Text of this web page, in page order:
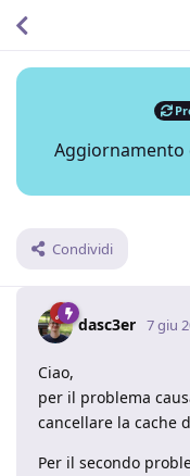
Aggiornamento
Condividi
dasc3er 7 giu
Ciao,
per il problema
cancellare la cache
Per il secondo